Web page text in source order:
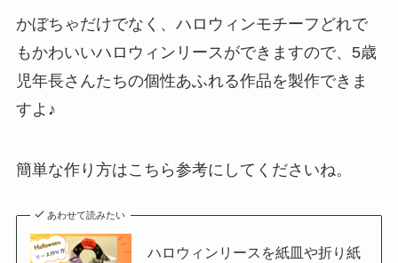
かぼちゃだけでなく、ハロウィンモチーフどれで
もかわいいハロウィンリースができますので、5歳
児年長さんたちの個性あふれる作品を製作できま
すよ♪
簡単な作り方はこちら参考にしてくださいね。
あわせて読みたい
ハロウィンリースを紙皿や折り紙